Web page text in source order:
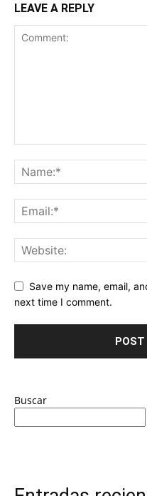
LEAVE A REPLY
Save my name, email,
next time I comment.
Buscar